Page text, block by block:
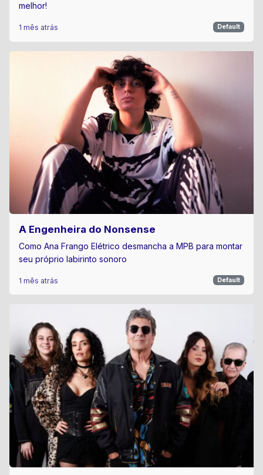
melhor!
1 mês atrás Default
A Engenheira do Nonsense
Como Ana Frango Elétrico desmancha a MPB para montar
seu próprio labirinto sonoro
1 mês atrás Default